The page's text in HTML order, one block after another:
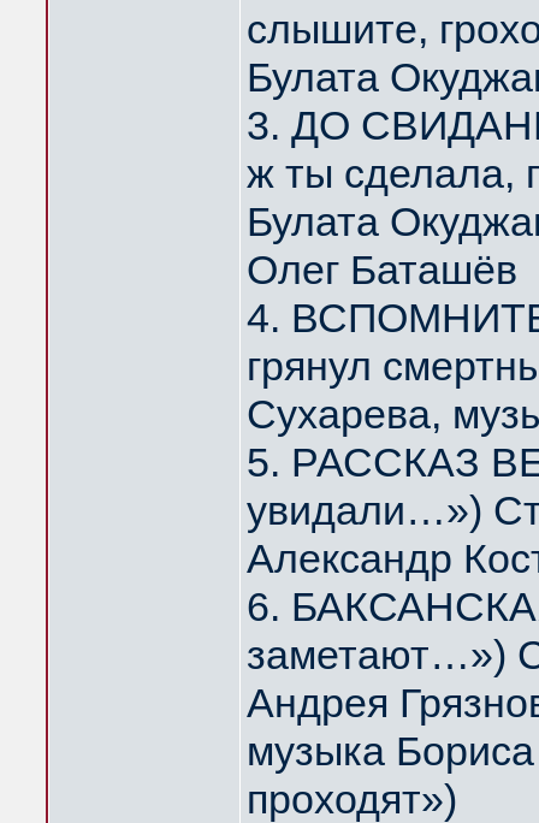
слышите,
Булата
3. ДО
ж ты сделала,
Булата
Олег Баташёв
4.
грянул
Сухарева,
5. РАССКАЗ
увидали…»)
Александр
6.
заметают…»)
Андрея
музыка
проходят»)